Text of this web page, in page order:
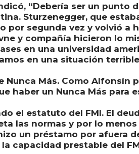
“Debería ser un punto
Sturzenegger, que
por segunda vez y volvió a
y compañía hicieron lo
en una universidad
en una situación
Nunca Más. Como Alfonsín
haber un Nunca Más para
el estatuto del FMI. El
las normas y por lo
un préstamo por afuera
capacidad prestable del